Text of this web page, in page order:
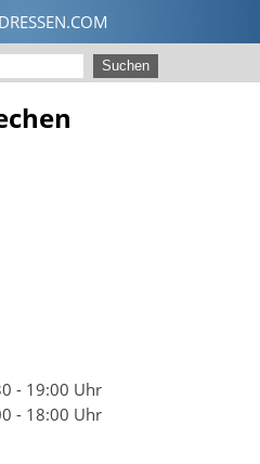
- 19:00 Uhr
- 18:00 Uhr